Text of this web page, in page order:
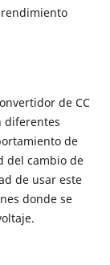
de CC
diferentes
de
del cambio de
de usar este
donde se